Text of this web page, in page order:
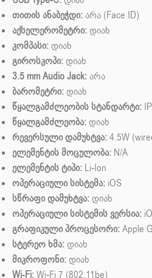
თითის ანაბეჭდი:არა (Face ID)
აქსელერომეტრი: დიახ
კომპასი: დიახ
გიროსკოპი: დიახ
3.5 mm Audio Jack:არა
ბარომეტრი: დიახ
წყალგამძლეობის სტანდარტი:
წყალგამძლეობა: დიახ
რევერსული დამუხტვა:4.5W
ელემენტის მოცულობა: N/A
ელემენტის ტიპი: Li-Ion
ოპერაციული სისტემა: iOS
სწრაფი დამუხტვა: დიახ
ოპერაციული სისტემის ვერსია:
გრაფიკული პროცესორი:Apple
სტერეო ხმა: დიახ
მიკროფონი: დიახ
Wi-Fi:Wi-Fi 7 (802.11be)